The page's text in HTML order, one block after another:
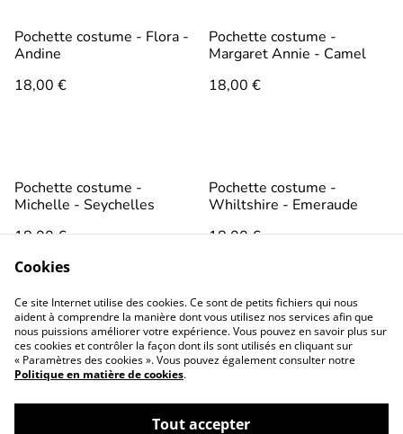
Pochette costume - Flora -
Andine
18,00 €
Pochette costume -
Margaret Annie - Camel
18,00 €
Pochette costume -
Michelle - Seychelles
18,00 €
Pochette costume -
Whiltshire - Emeraude
18,00 €
Conditions générales
Politique de
confidentialité
Cookies
Ce site Internet utilise des cookies. Ce sont de petits fichiers qui nous
aident à comprendre la manière dont vous utilisez nos services afin que
nous puissions améliorer votre expérience. Vous pouvez en savoir plus sur
ces cookies et contrôler la façon dont ils sont utilisés en cliquant sur
« Paramètres des cookies ». Vous pouvez également consulter notre
Politique en matière de cookies.
Tout accepter